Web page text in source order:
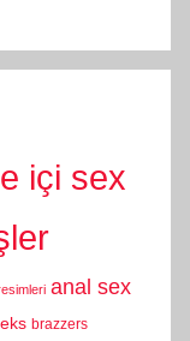
içi sex
anal sex
brazzers